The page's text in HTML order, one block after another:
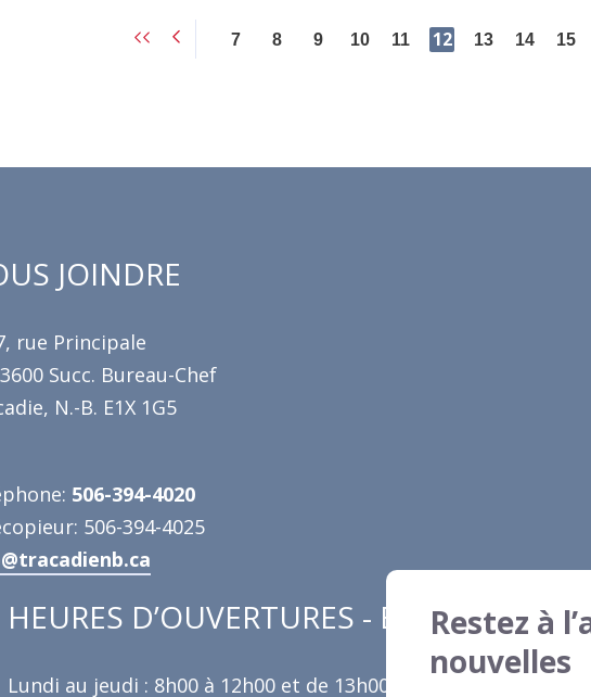
7 8 9 10 11 12 13 14 15
JOINDRE
rue Principale
3600 Succ. Bureau-Chef
N.-B. E1X 1G5
506-394-4020
506-394-4025
HEURES D’OUVERTURES - ÉTÉ
Lundi au jeudi : 8h00 à 12h00 et de 13h00 à 16h30
Restez à
nouvelles